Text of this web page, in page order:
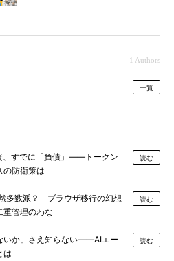
1 Authors
一覧
、すでに「負債」――トークン
の防衛策は
読む
多数派？ ブラウザ移行の幻想
重管理のわな
読む
いか」さえ知らない――AIエー
は
読む